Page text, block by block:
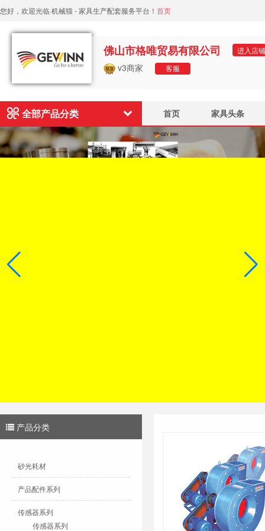
您好，欢迎光临·机械猫 - 家具生产配套服务平台！ 首页
佛山市格唯贸易有限公司 进入店铺
v3商家 客服
全部产品分类 首页 家具头条
产品分类
砂光耗材
产品配件系列
传感器系列
传感器系列